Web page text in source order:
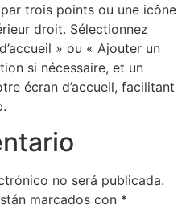
trois points ou une icône
droit. Sélectionnez
» ou « Ajouter un
si nécessaire, et un
écran d’accueil, facilitant
no será publicada.
marcados con *